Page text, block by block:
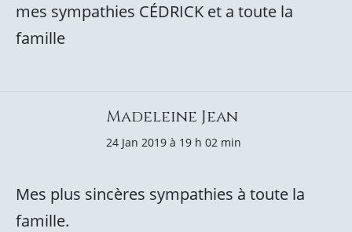
mes sympathies CÉDRICK et a toute la
famille
Madeleine Jean
24 Jan 2019 à 19 h 02 min
Mes plus sincères sympathies à toute la
famille.